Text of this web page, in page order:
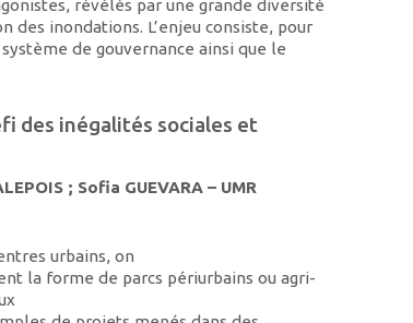
révélés par une grande diversité
des inondations. L’enjeu consiste, pour
de gouvernance ainsi que le
des inégalités sociales et
; Sofia GUEVARA – UMR
urbains, on
la forme de parcs périurbains ou agri-